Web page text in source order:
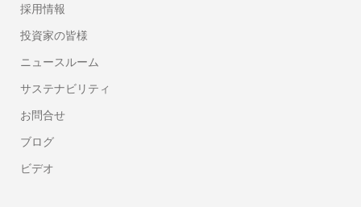
採用情報
投資家の皆様
ニュースルーム
サステナビリティ
お問合せ
ブログ
ビデオ